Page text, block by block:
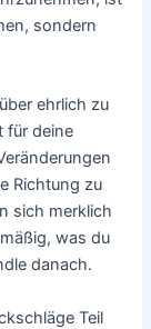
sondern
ehrlich zu
für deine
Richtung zu
sich merklich
was du
danach.
Teil